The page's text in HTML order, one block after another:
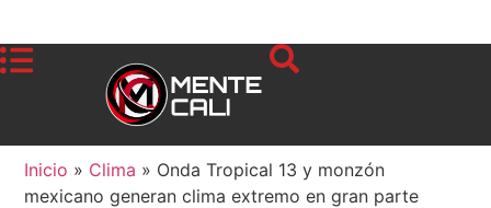
Inicio » Clima » Onda Tropical 13 y monzón
mexicano generan clima extremo en gran parte